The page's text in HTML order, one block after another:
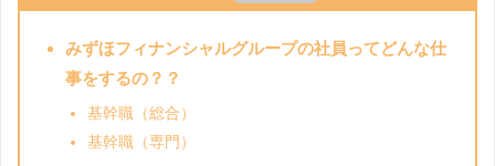
みずほフィナンシャルグループの社員ってどんな仕
事をするの？？
基幹職（総合）
基幹職（専門）